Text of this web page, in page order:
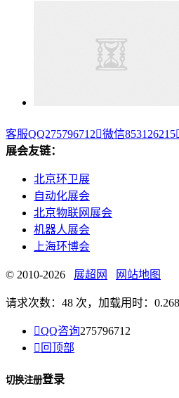
客服QQ275796712微信853126215
展会友链：
北京环卫展
自动化展会
北京物联网展会
机器人展会
上海环博会
© 2010-2026 展超网 网站地图
请求次数：48 次，加载用时：
QQ咨询275796712
 回顶部
切换注册登录